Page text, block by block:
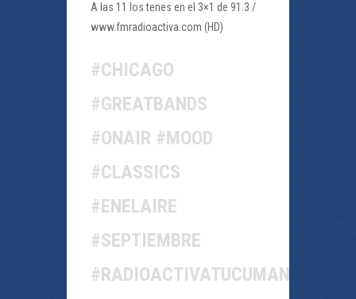
A las 11 los tenes en el 3×1 de 91.3 /
www.fmradioactiva.com (HD)
#CHICAGO
#GREATBANDS
#ONAIR #MOOD
#CLASSICS
#ENELAIRE
#SEPTIEMBRE
#RADIOACTIVATUCUMAN